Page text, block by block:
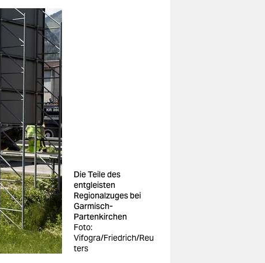
Die Teile des
entgleisten
Regionalzuges bei
Garmisch-
Partenkirchen
Foto:
Vifogra/Friedrich/Reu
ters